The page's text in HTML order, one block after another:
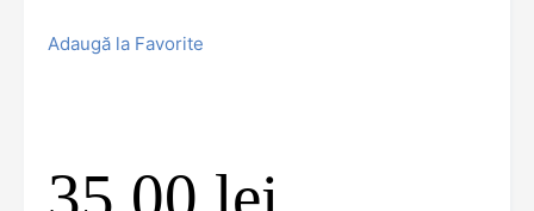
Adaugă la Favorite